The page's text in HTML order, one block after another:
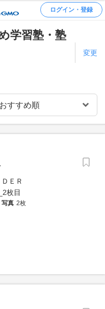
ログイン・登録
学習塾・塾
変更
写真 2枚